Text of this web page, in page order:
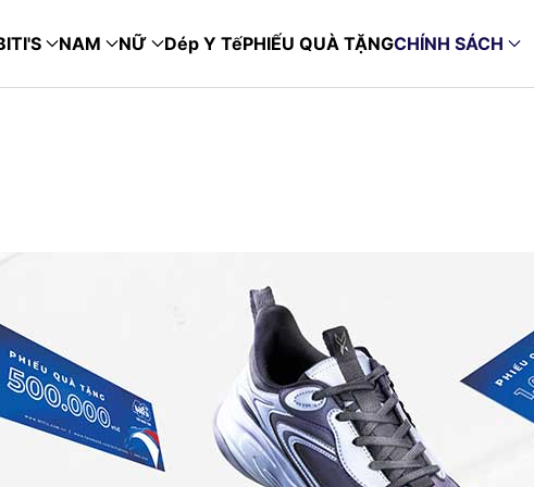
NAM NỮ Dép Y TếPHIẾU QUÀ TẶNGCHÍNH SÁCH